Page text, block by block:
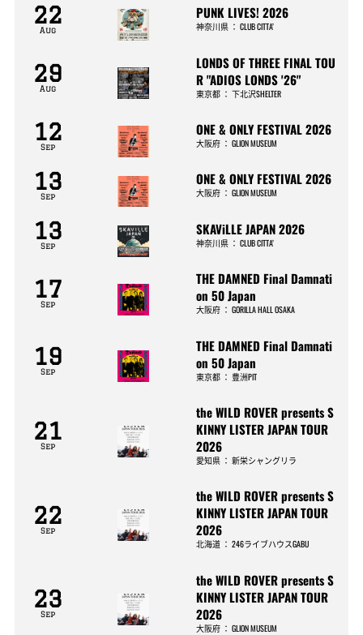
22
Aug
PUNK LIVES! 2026
神奈川県 ：CLUB CITTA’
29
Aug
LONDS OF THREE FINAL TOU
R "ADIOS LONDS '26"
東京都 ：下北沢SHELTER
12
Sep
ONE & ONLY FESTIVAL 2026
大阪府 ：GLION MUSEUM
13
Sep
ONE & ONLY FESTIVAL 2026
大阪府 ：GLION MUSEUM
13
Sep
SKAViLLE JAPAN 2026
神奈川県 ：CLUB CITTA’
17
Sep
THE DAMNED Final Damnati
on 50 Japan
大阪府 ：GORILLA HALL OSAKA
19
Sep
THE DAMNED Final Damnati
on 50 Japan
東京都 ：豊洲PIT
21
Sep
the WILD ROVER presents S
KINNY LISTER JAPAN TOUR
2026
愛知県 ：新栄シャングリラ
22
Sep
the WILD ROVER presents S
KINNY LISTER JAPAN TOUR
2026
北海道 ：246ライブハウスGABU
23
Sep
the WILD ROVER presents S
KINNY LISTER JAPAN TOUR
2026
大阪府 ：GLION MUSEUM